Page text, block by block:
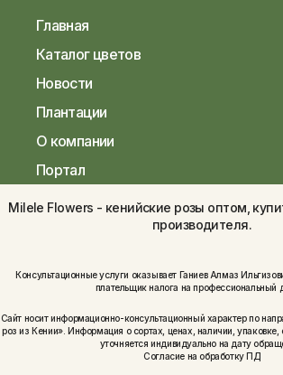
Главная
Каталог цветов
Новости
Плантации
О компании
Портал
Milele Flowers - кенийские розы оптом,
производителя.
Консультационные услуги оказывает Ганиев Алмаз
плательщик налога на профессиональный
Сайт носит информационно-консультационный характер по
роз из Кении». Информация о сортах, ценах, наличии, упаковке,
уточняется индивидуально на дату
Согласие на обработку ПД